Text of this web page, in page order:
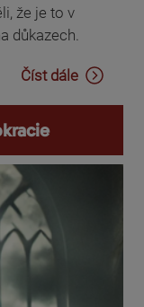
že je to v
důkazech.
Číst dále